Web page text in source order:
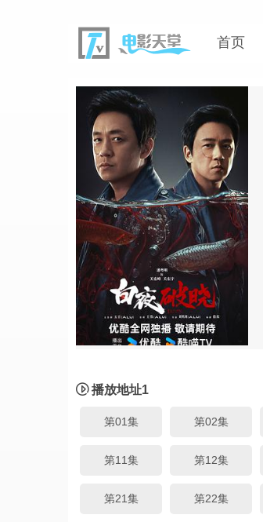
首页
播放地址1
第01集 第02集
第11集 第12集
第21集 第22集